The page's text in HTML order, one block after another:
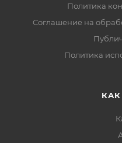
Политика
Соглашение на
Политика
КАК